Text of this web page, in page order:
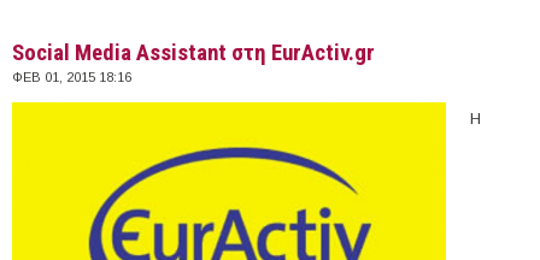
Social Media Assistant στη EurActiv.gr
ΦΕΒ 01, 2015 18:16
Η